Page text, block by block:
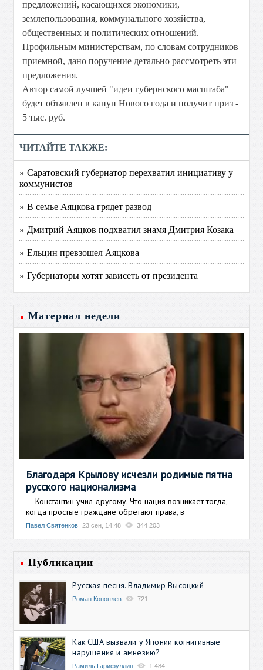
предложений, касающихся экономики,
землепользования, коммунального хозяйства,
общественных и политических отношений.
Профильным министерствам, по словам сотрудников
приемной, дано поручение детально рассмотреть эти
предложения.
Автор самой лучшей "идеи губернского масштаба"
будет объявлен в канун Нового года и получит приз -
5 тыс. руб.
ЧИТАЙТЕ ТАКЖЕ:
» Саратовский губернатор перехватил инициативу у
коммунистов
» В семье Аяцкова грядет развод
» Дмитрий Аяцков подхватил знамя Дмитрия Козака
» Ельцин превзошел Аяцкова
» Губернаторы хотят зависеть от президента
Материал недели
Благодаря Крылову исчезли родимые пятна
русского национализма
Константин учил другому. Что нация возникает тогда,
когда простые граждане обретают права, в
Павел Святенков 23 сен, 14:48 344 203
Публикации
Русская песня. Владимир Высоцкий
Роман Коноплев 721
Как США вызвали у Японии когнитивные
нарушения и амнезию?
Рамиль Гарифуллин 1 484